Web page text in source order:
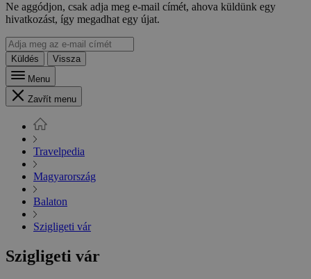
Ne aggódjon, csak adja meg e-mail címét, ahova küldünk egy
hivatkozást, így megadhat egy újat.
Küldés
Vissza
Menu
Zavřít menu
Travelpedia
Magyarország
Balaton
Szigligeti vár
Szigligeti vár